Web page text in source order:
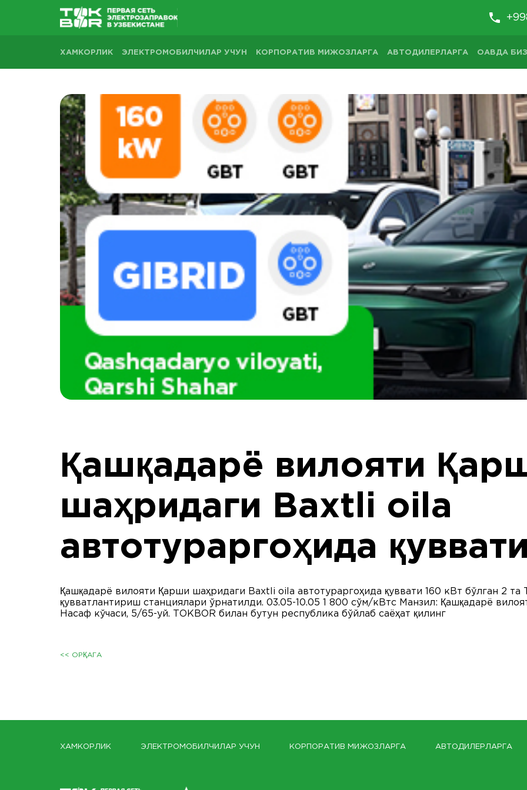
ХАМКОРЛИК ЭЛЕКТРОМОБИЛЧИЛАР УЧУН КОРПОРАТИВ МИЖОЗЛАРГА АВТОДИЛЕРЛАРГА ОАВДА
Қашқадарё вилояти
шаҳридаги Baxtli oila
автотураргоҳида
Қашқадарё вилояти Қарши шаҳридаги Baxtli oila автотураргоҳида қуввати 160 кВт бўлган 2 та
қувватлантириш станциялари ўрнатилди. 03.05-10.05 1 800 сўм/кВтс Манзил: Қашқадарё
Насаф кўчаси, 5/65-уй. ТОКBOR билан бутун республика бўйлаб саёҳат қилинг
<< ОРҚАГА
ХАМКОРЛИК ЭЛЕКТРОМОБИЛЧИЛАР УЧУН КОРПОРАТИВ МИЖОЗЛАРГА АВТОДИЛЕРЛАРГА